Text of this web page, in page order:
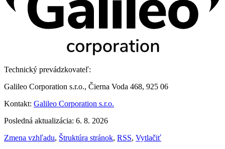
Technický prevádzkovateľ:
Galileo Corporation s.r.o., Čierna Voda 468, 925 06
Kontakt: Galileo Corporation s.r.o.
Posledná aktualizácia: 6. 8. 2026
Zmena vzhľadu, Štruktúra stránok, RSS, Vytlačiť